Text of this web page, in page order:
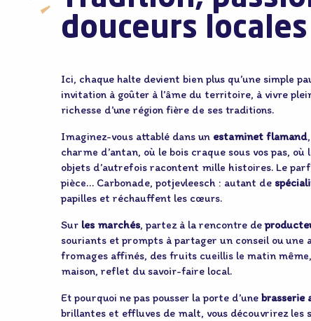
douceurs locales
Ici, chaque halte devient bien plus qu’une simple
invitation à goûter à l’âme du territoire, à vivre
richesse d’une région fière de ses traditions.
Imaginez-vous attablé dans un estaminet flamand
charme d’antan, où le bois craque sous vos pas,
objets d’autrefois racontent mille histoires. Le
pièce… Carbonade, potjevleesch : autant de
papilles et réchauffent les cœurs.
Sur les marchés, partez à la rencontre de
souriants et prompts à partager un conseil ou une
fromages affinés, des fruits cueillis le matin
maison, reflet du savoir-faire local.
Et pourquoi ne pas pousser la porte d’une brasserie
brillantes et effluves de malt, vous découvrirez les